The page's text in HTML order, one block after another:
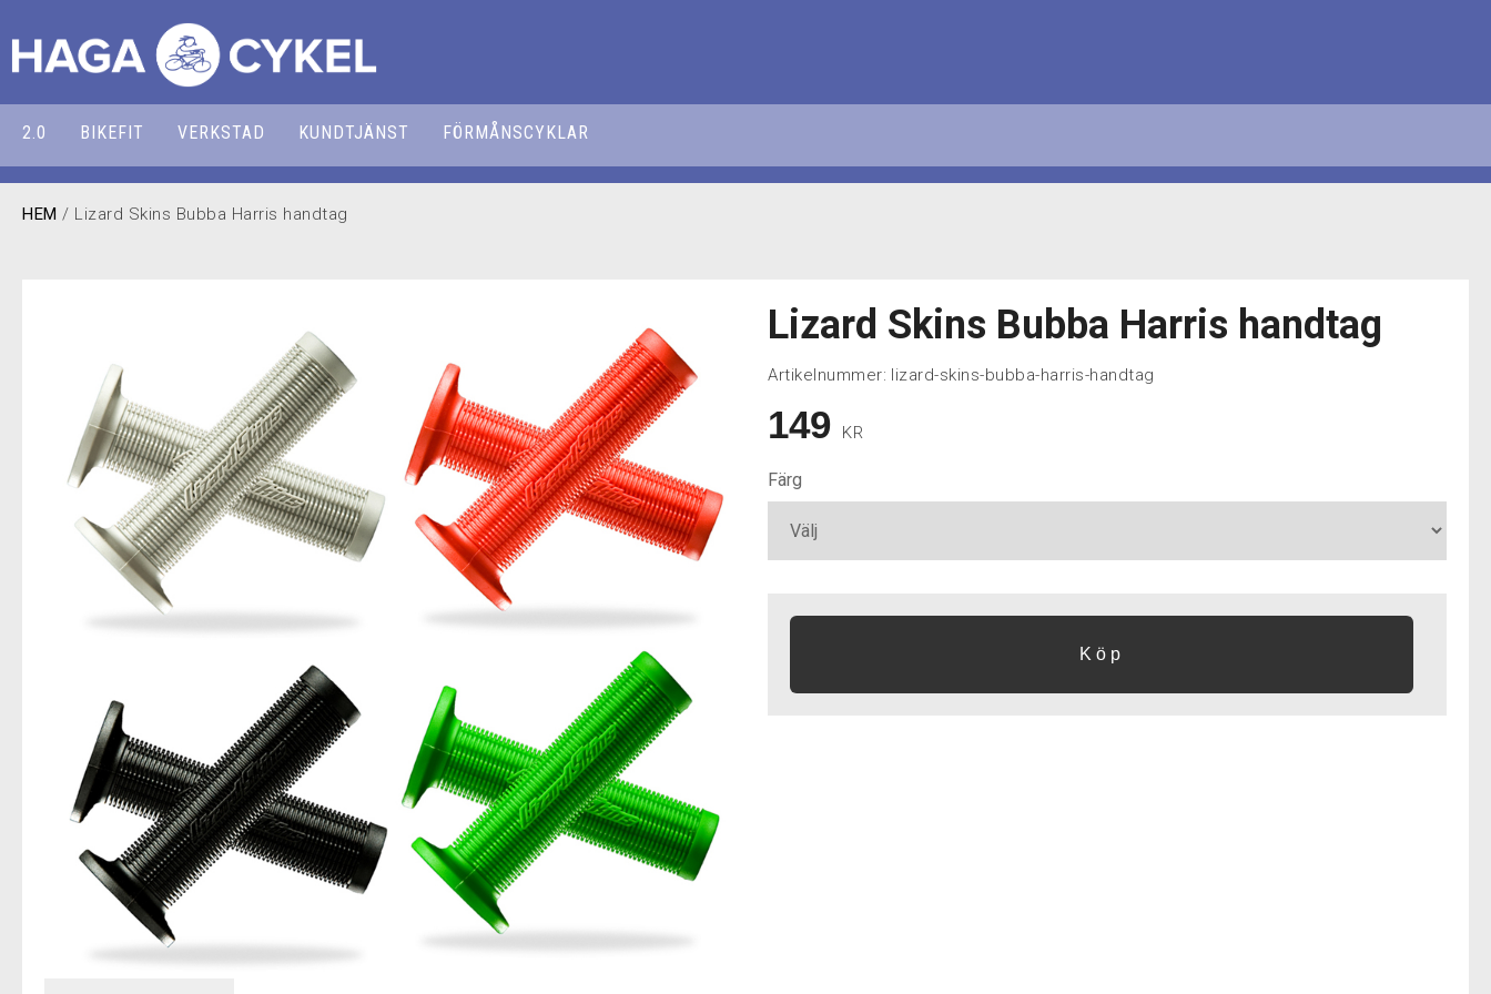
2.0 BIKEFIT VERKSTAD KUNDTJÄNST FÖRMÅNSCYKLAR
HEM / Lizard Skins Bubba Harris handtag
Lizard Skins Bubba Harris handtag
Artikelnummer: lizard-skins-bubba-harris-handtag
149 KR
Färg